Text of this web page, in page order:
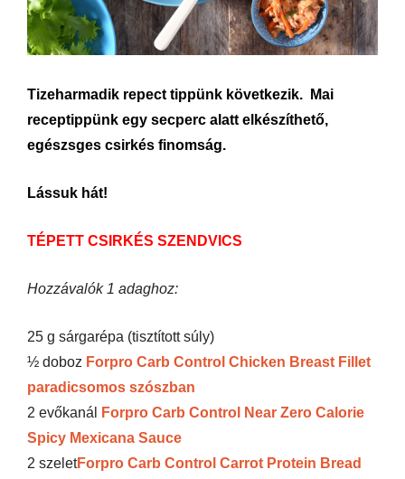
Tizeharmadik repect tippünk következik. Mai
receptippünk egy secperc alatt elkészíthető,
egészsges csirkés finomság.
Lássuk hát!
TÉPETT CSIRKÉS SZENDVICS
Hozzávalók 1 adaghoz:
25 g sárgarépa (tisztított súly)
½ doboz Forpro Carb Control Chicken Breast Fillet
paradicsomos szószban
2 evőkanál
Forpro Carb Control Near Zero Calorie
Spicy Mexicana Sauce
2 szeletForpro Carb Control Carrot Protein Bread